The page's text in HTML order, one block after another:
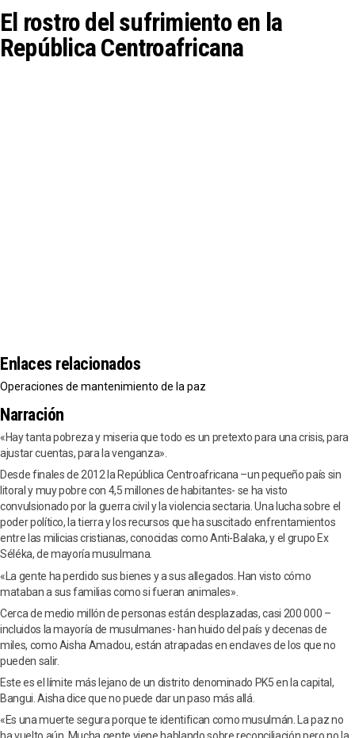
El rostro del sufrimiento en la
República Centroafricana
Enlaces relacionados
Operaciones de mantenimiento de la paz
Narración
«Hay tanta pobreza y miseria que todo es un pretexto para una crisis, para
ajustar cuentas, para la venganza».
Desde finales de 2012 la República Centroafricana –un pequeño país sin
litoral y muy pobre con 4,5 millones de habitantes- se ha visto
convulsionado por la guerra civil y la violencia sectaria. Una lucha sobre el
poder político, la tierra y los recursos que ha suscitado enfrentamientos
entre las milicias cristianas, conocidas como Anti-Balaka, y el grupo Ex
Séléka, de mayoría musulmana.
«La gente ha perdido sus bienes y a sus allegados. Han visto cómo
mataban a sus familias como si fueran animales».
Cerca de medio millón de personas están desplazadas, casi 200 000 –
incluidos la mayoría de musulmanes- han huido del país y decenas de
miles, como Aisha Amadou, están atrapadas en enclaves de los que no
pueden salir.
Este es el límite más lejano de un distrito denominado PK5 en la capital,
Bangui. Aisha dice que no puede dar un paso más allá.
«Es una muerte segura porque te identifican como musulmán. La paz no